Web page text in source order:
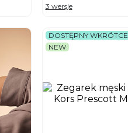
3 wersje
DOSTĘPNY WKRÓTCE
NEW